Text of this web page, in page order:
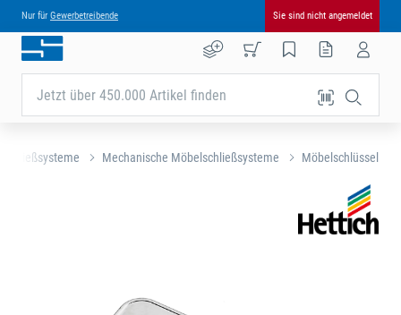
Nur für Gewerbetreibende Sie sind nicht angemeldet
Jetzt über 450.000 Artikel finden
Mechanische Möbelschließsysteme Möbelschlüssel